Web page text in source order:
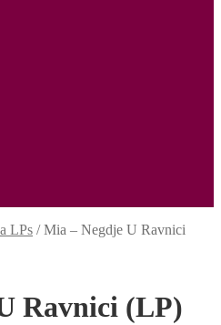
LPs /Mia – Negdje U Ravnici
Ravnici (LP)